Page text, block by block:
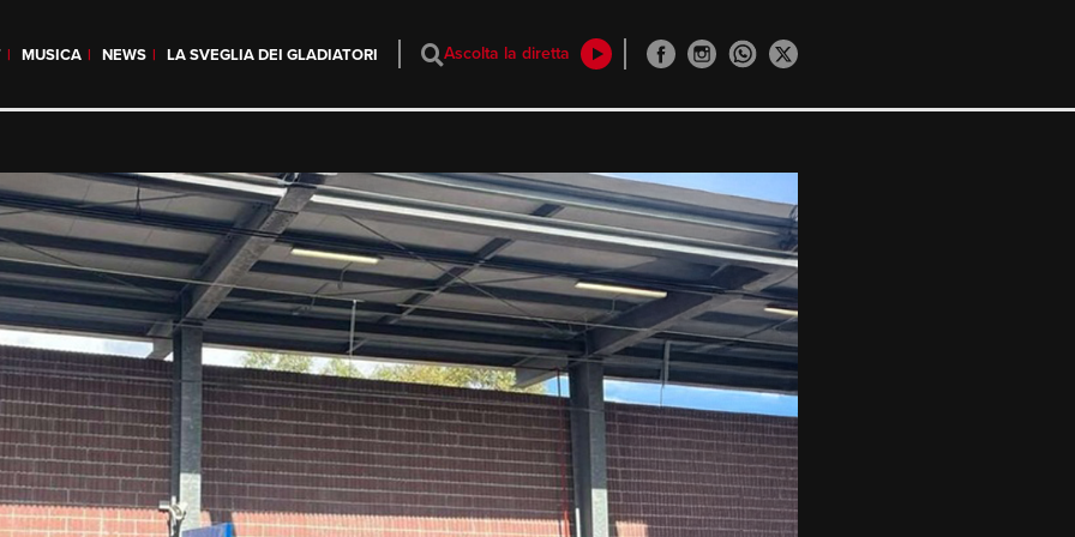
MUSICA NEWS LA SVEGLIA DEI GLADIATORI Ascolta la diretta